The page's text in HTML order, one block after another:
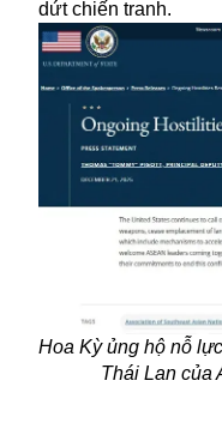
dứt chiến tranh.
Hoa Kỳ ủng hộ nỗ
Thái Lan của